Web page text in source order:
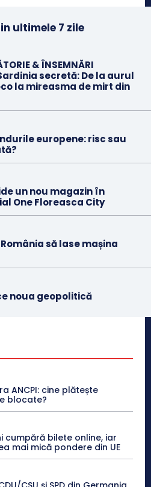
ultimele 7 zile
& ÎNSEMNĂRI
Sardinia secretă: De la aurul
la mireasma de mirt din
europene: risc sau
un nou magazin în
One Floreasca City
să lase mașina
noua geopolitică
ANCPI: cine plătește
blocate?
cumpără bilete online, iar
mai mică pondere din UE